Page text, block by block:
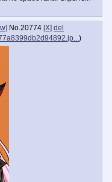
No.20774 [X] del
)